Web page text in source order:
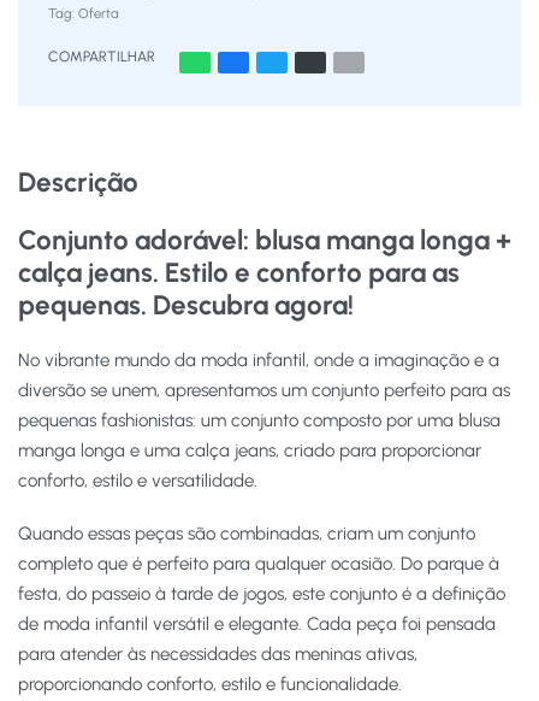
Tag: Oferta
COMPARTILHAR
Descrição
Conjunto adorável: blusa manga longa +
calça jeans. Estilo e conforto para as
pequenas. Descubra agora!
No vibrante mundo da moda infantil, onde a imaginação e a
diversão se unem, apresentamos um conjunto perfeito para as
pequenas fashionistas: um conjunto composto por uma blusa
manga longa e uma calça jeans, criado para proporcionar
conforto, estilo e versatilidade.
Quando essas peças são combinadas, criam um conjunto
completo que é perfeito para qualquer ocasião. Do parque à
festa, do passeio à tarde de jogos, este conjunto é a definição
de moda infantil versátil e elegante. Cada peça foi pensada
para atender às necessidades das meninas ativas,
proporcionando conforto, estilo e funcionalidade.